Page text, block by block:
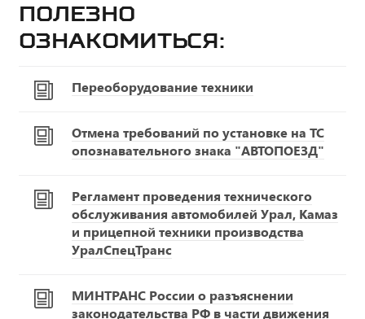
Полезно
ознакомиться:
Переоборудование техники
Отмена требований по установке на ТС
опознавательного знака "АВТОПОЕЗД"
Регламент проведения технического
обслуживания автомобилей Урал, Камаз
и прицепной техники производства
УралСпецТранс
МИНТРАНС России о разъяснении
законодательства РФ в части движения